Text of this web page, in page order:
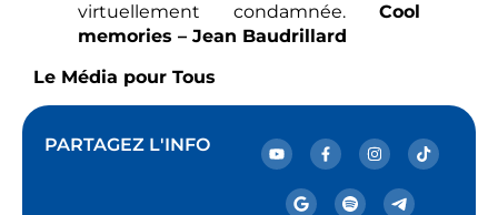
virtuellement condamnée. Cool
memories – Jean Baudrillard
Le Média pour Tous
PARTAGEZ L'INFO